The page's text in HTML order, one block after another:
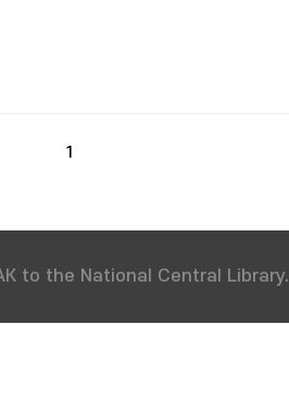
1
to the National Central Library.